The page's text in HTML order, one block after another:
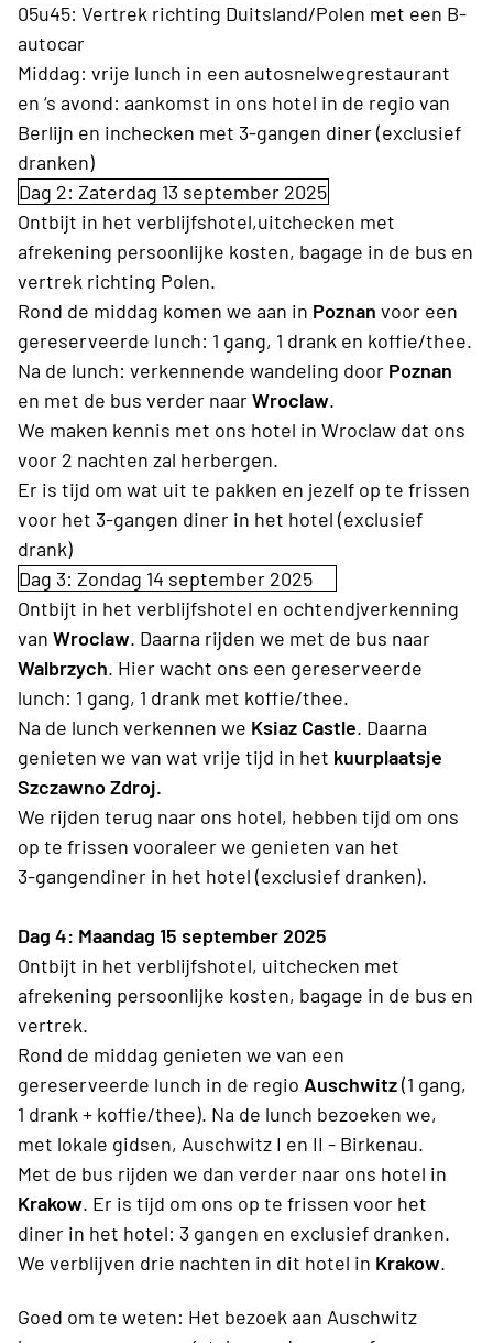
05u45: Vertrek richting Duitsland/Polen met een B-
autocar
Middag: vrije lunch in een autosnelwegrestaurant
en ‘s avond: aankomst in ons hotel in de regio van
Berlijn en inchecken met 3-gangen diner (exclusief
dranken)
Dag 2: Zaterdag 13 september 2025
Ontbijt in het verblijfshotel,uitchecken met
afrekening persoonlijke kosten, bagage in de bus en
vertrek richting Polen.
Rond de middag komen we aan in Poznan voor een
gereserveerde lunch: 1 gang, 1 drank en koffie/thee.
Na de lunch: verkennende wandeling door Poznan
en met de bus verder naarWroclaw.
We maken kennis met ons hotel in Wroclaw dat ons
voor 2 nachten zal herbergen.
Er is tijd om wat uit te pakken en jezelf op te frissen
voor het 3-gangen diner in het hotel (exclusief
drank)
Dag 3: Zondag 14 september 2025
Ontbijt in het verblijfshotel en ochtendjverkenning
van Wroclaw. Daarna rijden we met de bus naar
Walbrzych. Hier wacht ons een gereserveerde
lunch: 1 gang, 1 drank met koffie/thee.
Na de lunch verkennen we Ksiaz Castle. Daarna
genieten we van wat vrije tijd in het kuurplaatsje
Szczawno Zdroj.
We rijden terug naar ons hotel, hebben tijd om ons
op te frissen vooraleer we genieten van het
3-gangendiner in het hotel (exclusief dranken).
Dag 4: Maandag 15 september 2025
Ontbijt in het verblijfshotel, uitchecken met
afrekening persoonlijke kosten, bagage in de bus en
vertrek.
Rond de middag genieten we van een
gereserveerde lunch in de regio Auschwitz(1 gang,
1 drank + koffie/thee). Na de lunch bezoeken we,
met lokale gidsen, Auschwitz I en II - Birkenau.
Met de bus rijden we dan verder naar ons hotel in
Krakow. Er is tijd om ons op te frissen voor het
diner in het hotel: 3 gangen en exclusief dranken.
We verblijven drie nachten in dit hotel in Krakow.
Goed om te weten: Het bezoek aan Auschwitz